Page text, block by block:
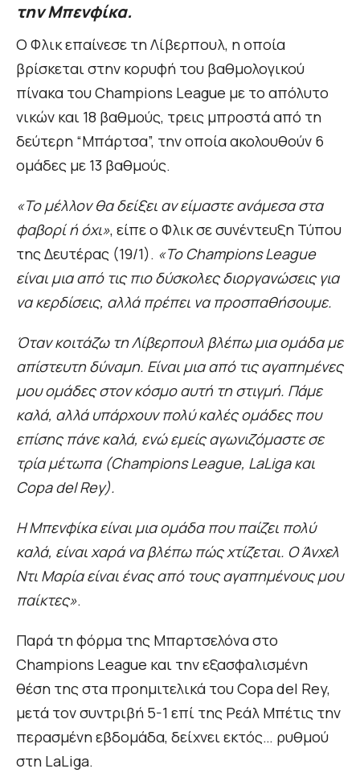
την Μπενφίκα.
Ο Φλικ επαίνεσε τη Λίβερπουλ, η οποία
βρίσκεται στην κορυφή του βαθμολογικού
πίνακα του Champions League με το απόλυτο
νικών και 18 βαθμούς, τρεις μπροστά από τη
δεύτερη “Μπάρτσα”, την οποία ακολουθούν 6
ομάδες με 13 βαθμούς.
«Το μέλλον θα δείξει αν είμαστε ανάμεσα στα
φαβορί ή όχι», είπε ο Φλικ σε συνέντευξη Τύπου
της Δευτέρας (19/1). «Το Champions League
είναι μια από τις πιο δύσκολες διοργανώσεις για
να κερδίσεις, αλλά πρέπει να προσπαθήσουμε.
Όταν κοιτάζω τη Λίβερπουλ βλέπω μια ομάδα με
απίστευτη δύναμη. Είναι μια από τις αγαπημένες
μου ομάδες στον κόσμο αυτή τη στιγμή. Πάμε
καλά, αλλά υπάρχουν πολύ καλές ομάδες που
επίσης πάνε καλά, ενώ εμείς αγωνιζόμαστε σε
τρία μέτωπα (Champions League, LaLiga και
Copa del Rey).
Η Μπενφίκα είναι μια ομάδα που παίζει πολύ
καλά, είναι χαρά να βλέπω πώς χτίζεται. Ο Άνχελ
Ντι Μαρία είναι ένας από τους αγαπημένους μου
παίκτες».
Παρά τη φόρμα της Μπαρτσελόνα στο
Champions League και την εξασφαλισμένη
θέση της στα προημιτελικά του Copa del Rey,
μετά τον συντριβή 5-1 επί της Ρεάλ Μπέτις την
περασμένη εβδομάδα, δείχνει εκτός… ρυθμού
στη LaLiga.